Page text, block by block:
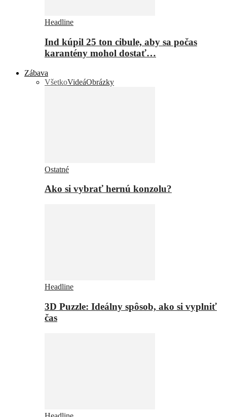
Headline
Ind kúpil 25 ton cibule, aby sa počas
karantény mohol dostať…
Zábava
VšetkoVideáObrázky
Ostatné
Ako si vybrať hernú konzolu?
Headline
3D Puzzle: Ideálny spôsob, ako si vyplniť
čas